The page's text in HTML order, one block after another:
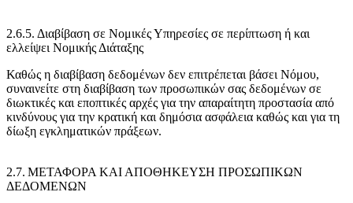
2.6.5. Διαβίβαση σε Νομικές Υπηρεσίες σε περίπτωση ή και
ελλείψει Νομικής Διάταξης
Καθώς η διαβίβαση δεδομένων δεν επιτρέπεται βάσει Νόμου,
συναινείτε στη διαβίβαση των προσωπικών σας δεδομένων σε
διωκτικές και εποπτικές αρχές για την απαραίτητη προστασία από
κινδύνους για την κρατική και δημόσια ασφάλεια καθώς και για τη
δίωξη εγκληματικών πράξεων.
2.7. ΜΕΤΑΦΟΡΑ ΚΑΙ ΑΠΟΘΗΚΕΥΣΗ ΠΡΟΣΩΠΙΚΩΝ
ΔΕΔΟΜΕΝΩΝ